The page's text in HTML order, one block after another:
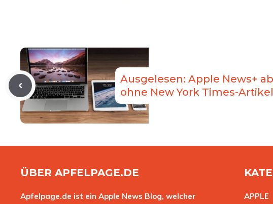
Ausgelesen: Apple News+
ohne New York Times-Artikel
ÜBER APFELPAGE.DE
Apfelpage.de ist ein Apple News Blog, welcher
APPLE